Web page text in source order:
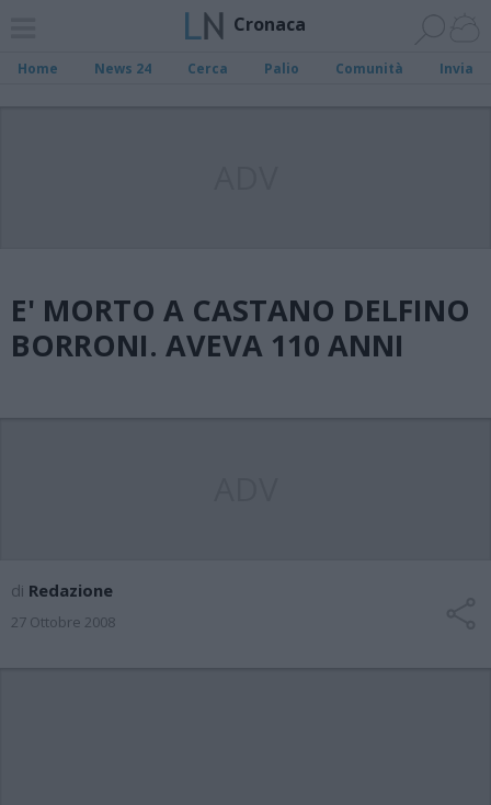
Cronaca
Home News 24 Cerca Palio Comunità Invia
E' MORTO A CASTANO DELFINO
BORRONI. AVEVA 110 ANNI
di Redazione
27 Ottobre 2008